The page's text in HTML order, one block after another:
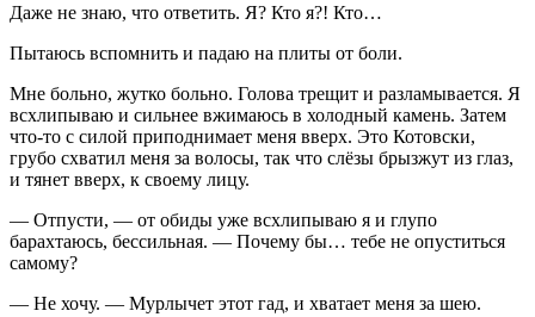
Даже не знаю, что ответить. Я? Кто я?! Кто…
Пытаюсь вспомнить и падаю на плиты от боли.
Мне больно, жутко больно. Голова трещит и разламывается. Я
всхлипываю и сильнее вжимаюсь в холодный камень. Затем
что-то с силой приподнимает меня вверх. Это Котовски,
грубо схватил меня за волосы, так что слёзы брызжут из глаз,
и тянет вверх, к своему лицу.
— Отпусти, — от обиды уже всхлипываю я и глупо
барахтаюсь, бессильная. — Почему бы… тебе не опуститься
самому?
— Не хочу. — Мурлычет этот гад, и хватает меня за шею.